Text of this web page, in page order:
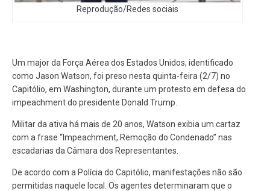
Reprodução/Redes sociais
Um major da Força Aérea dos Estados Unidos, identificado
como Jason Watson, foi preso nesta quinta-feira (2/7) no
Capitólio, em Washington, durante um protesto em defesa do
impeachment do presidente Donald Trump.
Militar da ativa há mais de 20 anos, Watson exibia um cartaz
com a frase “Impeachment, Remoção do Condenado” nas
escadarias da Câmara dos Representantes.
De acordo com a Polícia do Capitólio, manifestações não são
permitidas naquele local. Os agentes determinaram que o